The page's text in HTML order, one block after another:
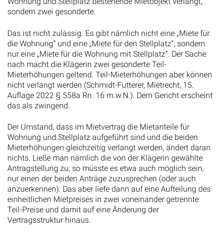
sondern zwei gesonderte.
Das ist nicht zulässig. Es gibt nämlich nicht eine „Miete für
die Wohnung“ und eine „Miete für den Stellplatz“, sondern
nur eine „Miete für die Wohnung mit Stellplatz“. Der Sache
nach macht die Klägerin zwei gesonderte Teil-
Mieterhöhungen geltend. Teil-Mieterhöhungen aber können
nicht verlangt werden (Schmidt-Futterer, Mietrecht, 15.
Auflage 2022 § 558a Rn. 16 m.w.N.). Dem Gericht erscheint
das als zwingend.
Der Umstand, dass im Mietvertrag die Mietanteile für
Wohnung und Stellplatz aufgeführt sind und die beiden
Mieterhöhungen gleichzeitig verlangt werden, ändert daran
nichts. Ließe man nämlich die von der Klägerin gewählte
Antragstellung zu, so müsste es etwa auch möglich sein,
nur einen der beiden Anträge zuzusprechen (oder auch
anzuerkennen). Das aber liefe dann auf eine Aufteilung des
einheitlichen Mietpreises in zwei voneinander getrennte
Teil-Preise und damit auf eine Änderung der
Vertragsstruktur hinaus.